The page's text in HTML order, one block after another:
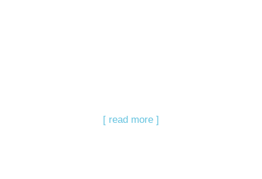
[ read more ]